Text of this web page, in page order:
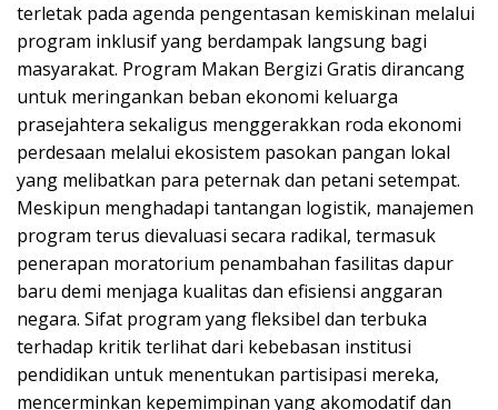
terletak pada agenda pengentasan kemiskinan melalui
program inklusif yang berdampak langsung bagi
masyarakat. Program Makan Bergizi Gratis dirancang
untuk meringankan beban ekonomi keluarga
prasejahtera sekaligus menggerakkan roda ekonomi
perdesaan melalui ekosistem pasokan pangan lokal
yang melibatkan para peternak dan petani setempat.
Meskipun menghadapi tantangan logistik, manajemen
program terus dievaluasi secara radikal, termasuk
penerapan moratorium penambahan fasilitas dapur
baru demi menjaga kualitas dan efisiensi anggaran
negara. Sifat program yang fleksibel dan terbuka
terhadap kritik terlihat dari kebebasan institusi
pendidikan untuk menentukan partisipasi mereka,
mencerminkan kepemimpinan yang akomodatif dan